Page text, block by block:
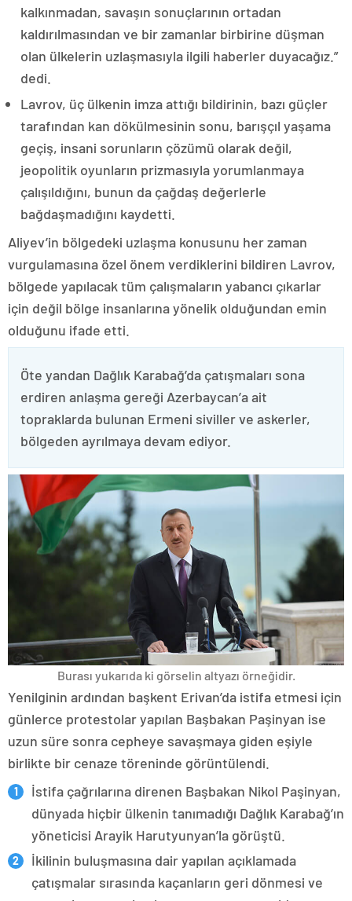
kalkınmadan, savaşın sonuçlarının ortadan
kaldırılmasından ve bir zamanlar birbirine düşman
olan ülkelerin uzlaşmasıyla ilgili haberler duyacağız.”
dedi.
Lavrov, üç ülkenin imza attığı bildirinin, bazı güçler
tarafından kan dökülmesinin sonu, barışçıl yaşama
geçiş, insani sorunların çözümü olarak değil,
jeopolitik oyunların prizmasıyla yorumlanmaya
çalışıldığını, bunun da çağdaş değerlerle
bağdaşmadığını kaydetti.
Aliyev’in bölgedeki uzlaşma konusunu her zaman
vurgulamasına özel önem verdiklerini bildiren Lavrov,
bölgede yapılacak tüm çalışmaların yabancı çıkarlar
için değil bölge insanlarına yönelik olduğundan emin
olduğunu ifade etti.
Öte yandan Dağlık Karabağ’da çatışmaları sona
erdiren anlaşma gereği Azerbaycan’a ait
topraklarda bulunan Ermeni siviller ve askerler,
bölgeden ayrılmaya devam ediyor.
Burası yukarıda ki görselin altyazı örneğidir.
Yenilginin ardından başkent Erivan’da istifa etmesi için
günlerce protestolar yapılan Başbakan Paşinyan ise
uzun süre sonra cepheye savaşmaya giden eşiyle
birlikte bir cenaze töreninde görüntülendi.
İstifa çağrılarına direnen Başbakan Nikol Paşinyan,
dünyada hiçbir ülkenin tanımadığı Dağlık Karabağ’ın
yöneticisi Arayik Harutyunyan’la görüştü.
İkilinin buluşmasına dair yapılan açıklamada
çatışmalar sırasında kaçanların geri dönmesi ve